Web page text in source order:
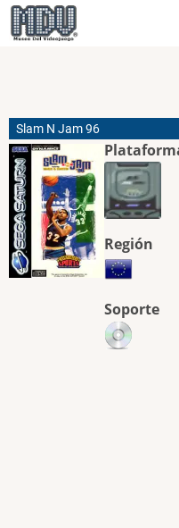
Pasar
al
Slam N Jam 96
Región
Soporte